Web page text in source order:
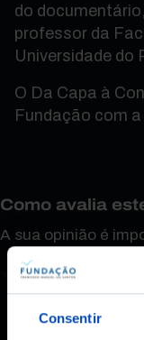
Consentir
do
professor da
Universidade do
O Da Capa à
Fundação com
Como avalia
A sua opinião é